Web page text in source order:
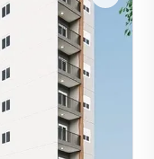
do bairro
encontrou o que
sobre
contato com nossa
de